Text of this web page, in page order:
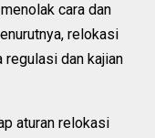
cara dan
relokasi
regulasi dan kajian
aturan relokasi